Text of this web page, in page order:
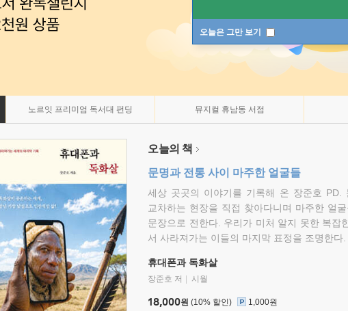
오늘은 그만 보기
노르잇 프리미엄 독서대 펀딩 뮤지컬 휴남동 서점
오늘의 책
문명과 전통 사이 마주한 얼굴들
세상 곳곳의 이야기를 기록해 온 장준호 PD.
교차하는 현장을 직접 찾아다니며 마주한 얼
문장으로 전한다. 우리가 미처 알지 못한 복잡
서 사라져가는 이들의 마지막 표정을 조명한다.
휴대폰과 독화살
장준호 저 시월
18,000원 (10% 할인) 1,000원